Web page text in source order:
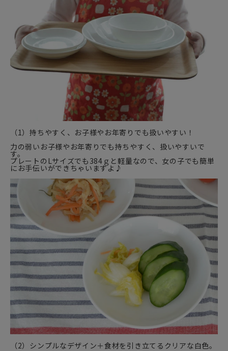
（1）持ちやすく、お子様やお年寄りでも扱いやすい！
力の弱いお子様やお年寄りでも持ちやすく、扱いやすいで
す。
プレートのLサイズでも384ｇと軽量なので、女の子でも簡単
にお手伝いができちゃいますよ♪
（2）シンプルなデザイン＋食材を引き立てるクリアな白色。